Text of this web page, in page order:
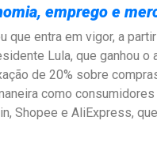
emprego e
que entra em vigor, a
Lula, que ganhou o
de 20% sobre
como
Shopee e AliExpress,